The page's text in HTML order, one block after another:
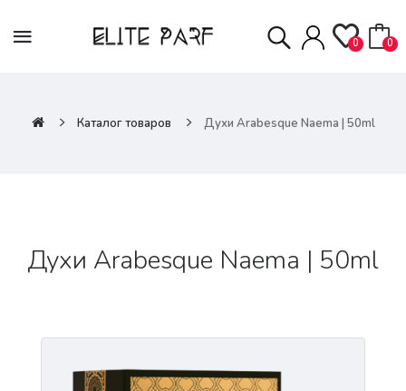
0 0
Каталог товаров Духи Arabesque Naema | 50ml
Духи Arabesque Naema | 50ml